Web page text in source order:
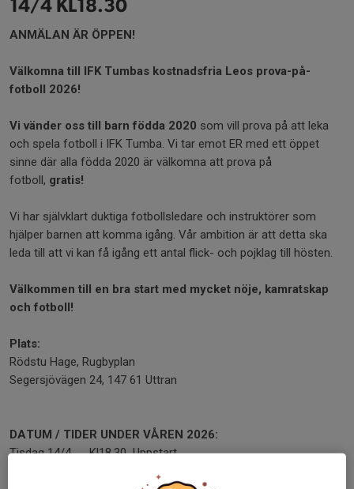
14/4 KL18.30
ANMÄLAN ÄR ÖPPEN!
Välkomna till IFK Tumbas kostnadsfria Leos prova-på-
fotboll 2026!
Vi vänder oss till barn födda 2020 som vill prova på att leka
och spela fotboll i IFK Tumba. Vi tar emot ER med ett öppet
sinne där alla födda 2020 är välkomna att prova på
fotboll, gratis!
Vi har självklart duktiga fotbollsledare och instruktörer som
hjälper barnen att komma igång. Vår ambition är att detta ska
leda till att vi kan få igång ett antal flick- och pojklag till hösten.
Välkommen till en bra start med mycket nöje, kamratskap
och fotboll!
Plats:
Rödstu Hage, Rugbyplan
Segersjövägen 24, 147 61 Uttran
DATUM / TIDER UNDER VÅREN 2026:
Tisdag 14/4. Kl18.30 Uppstart